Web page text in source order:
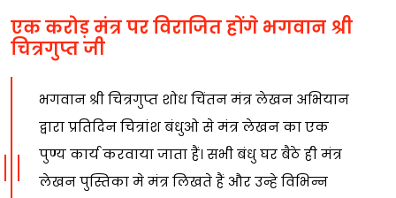
एक करोड़ मंत्र पर विराजित होंगे भगवान श्री
चित्रगुप्त जी
भगवान श्री चित्रगुप्त शोध चिंतन मंत्र लेखन अभियान
द्वारा प्रतिदिन चित्रांश बंधुओ से मंत्र लेखन का एक
पुण्य कार्य करवाया जाता हैं। सभी बंधु घर बैठे ही मंत्र
लेखन पुस्तिका मे मंत्र लिखते हैं और उन्हे विभिन्न